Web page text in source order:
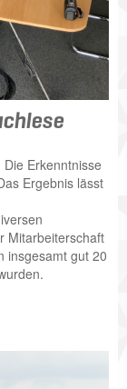
Erkenntnisse
Ergebnis lässt
Mitarbeiterschaft
insgesamt gut 20